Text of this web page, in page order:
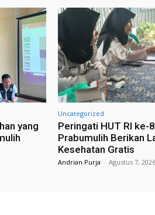
yang
Uncategorized
Peringati HUT RI ke-
Prabumulih Berikan
Kesehatan Gratis
Andrian Purja - Agustus 7, 2026